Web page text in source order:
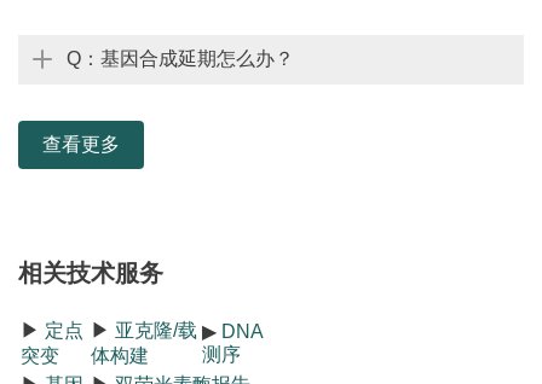
Q：基因合成延期怎么办？
查看更多
相关技术服务
▶ 定点
突变
▶ 亚克隆/载
体构建
▶ DNA
测序